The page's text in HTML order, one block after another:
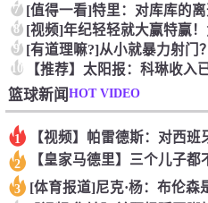
7
8 [视频]年纪轻轻就大赢特赢
9
10
篮球新闻HOT VIDEO
1
2
3